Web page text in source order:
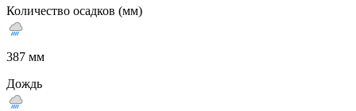
Количество осадков (мм)
387 мм
Дождь